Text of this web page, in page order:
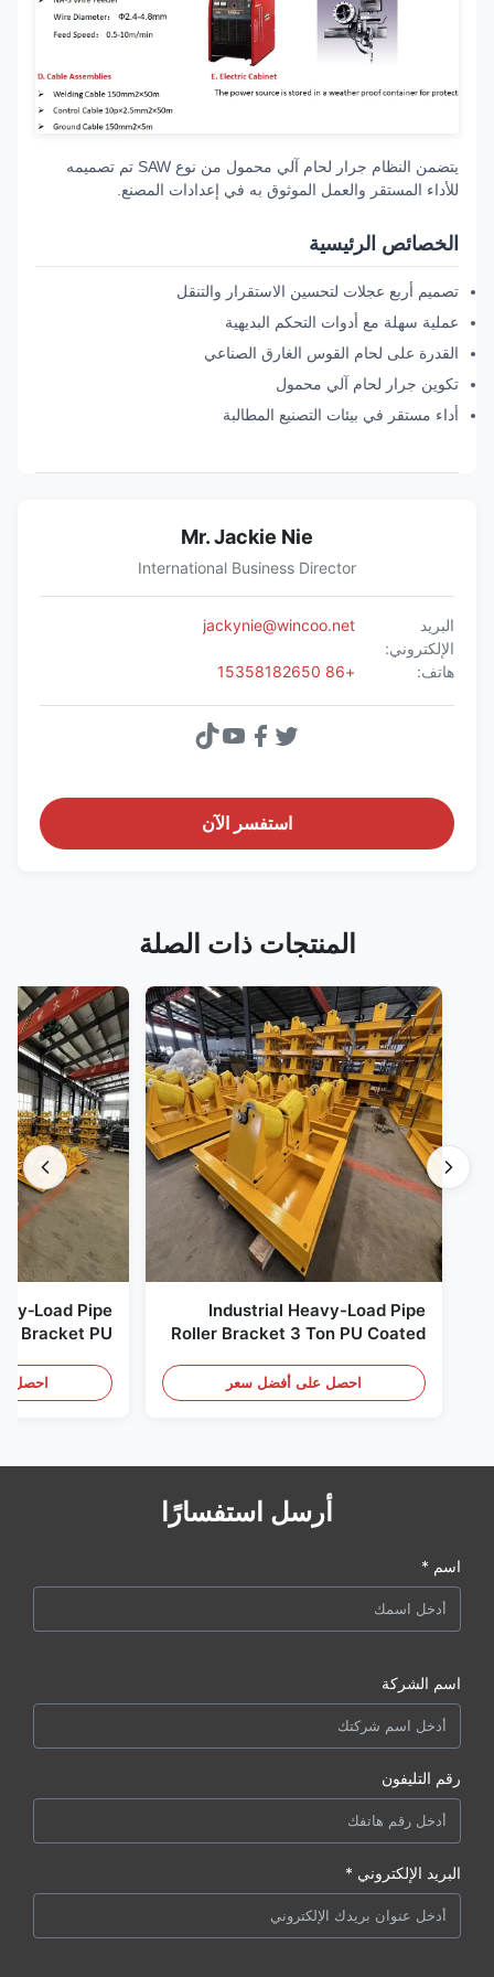
يتضمن النظام جرار لحام آلي محمول من نوع SAW تم تصميمه
للأداء المستقر والعمل الموثوق به في إعدادات المصنع.
الخصائص الرئيسية
تصميم أربع عجلات لتحسين الاستقرار والتنقل
عملية سهلة مع أدوات التحكم البديهية
القدرة على لحام القوس الغارق الصناعي
تكوين جرار لحام آلي محمول
أداء مستقر في بيئات التصنيع المطالبة
Mr. Jackie Nie
International Business Director
البريد
الإلكتروني:
jackynie@wincoo.net
هاتف: +86 15358182650
استفسر الآن
المنتجات ذات الصلة
Industrial Heavy-Load Pipe
Roller Bracket 3 Ton PU Coated
Stand
احصل على أفضل سعر
Pipe
Bracket PU
Fabrication
احصل
أرسل استفسارًا
اسم *
اسم الشركة
رقم التليفون
البريد الإلكتروني *